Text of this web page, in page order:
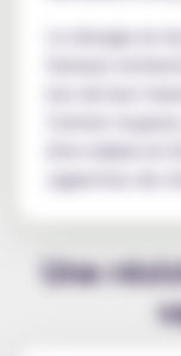
Le dosage en
fumeurs
lors de leur
Comme
être réalisé en
cigarettes de
Une